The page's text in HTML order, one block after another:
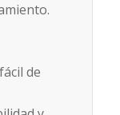
de